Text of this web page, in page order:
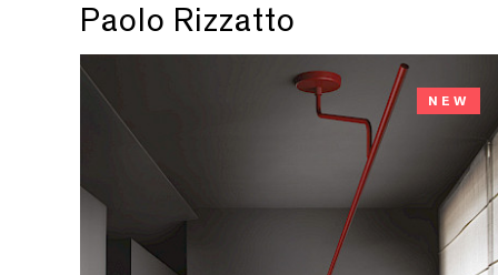
Paolo Rizzatto
NEW